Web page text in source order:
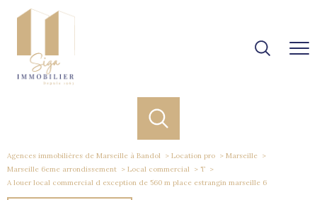
Agences immobilières de Marseille à Bandol Location pro
Marseille
Marseille 6eme arrondissement
Local commercial
T
A louer local commercial d exception de 560 m place estrangin marseille 6